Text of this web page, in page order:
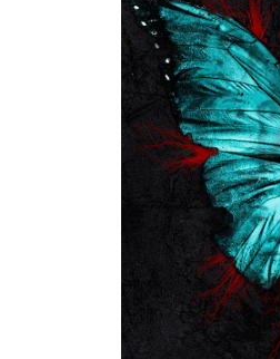
Entrevista a Álvaro
cortometraje